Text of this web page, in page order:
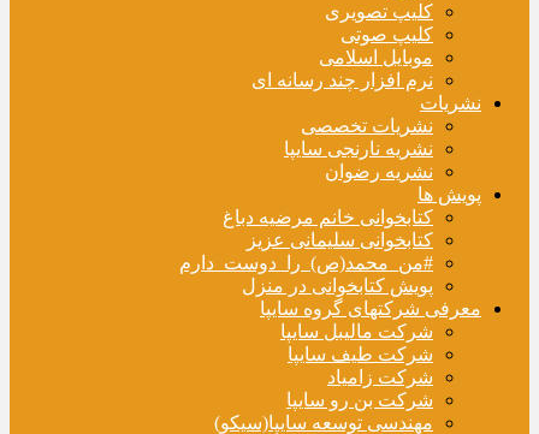
کلیپ تصویری
کلیپ صوتی
موبایل اسلامی
نرم افزار چند رسانه ای
نشریات
نشریات تخصصی
نشریه نارنجی سایپا
نشریه رضوان
پویش ها
کتابخوانی خانم مرضیه دباغ
کتابخوانی سلیمانی عزیز
#من_محمد(ص)_را_دوست_دارم
پویش کتابخوانی در منزل
معرفی شرکتهای گروه سایپا
شرکت مالیبل سایپا
شرکت طیف سایپا
شرکت زامیاد
شرکت بن رو سایپا
مهندسی توسعه سایپا(سیکو)